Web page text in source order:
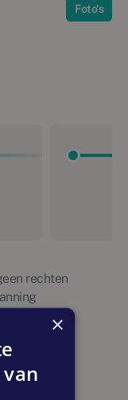
Foto's
rechten
×